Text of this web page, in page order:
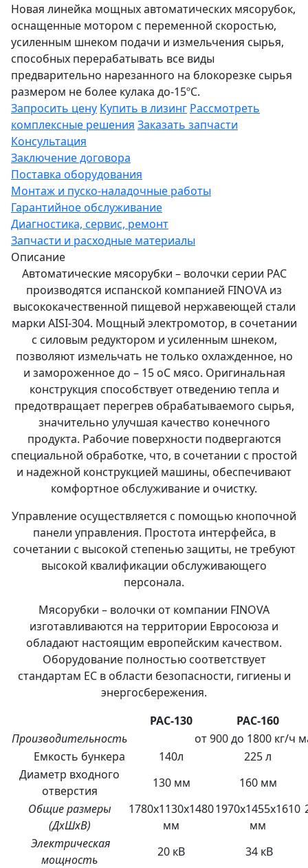
Новая линейка мощных автоматических мясорубок,
оснащенные мотором с переменной скоростью,
усиленным шнеком подачи и измельчения сырья,
способных перерабатывать все виды
предварительно нарезанного на блокорезке сырья
размером не более кулака до-15ºC.
Запросить цену Купить в лизинг Рассмотреть
комплексные решения Заказать запчасти
Консультация
Заключение договора
Поставка оборудования
Монтаж и пуско-наладочные работы
Гарантийное обслуживание
Диагностика, сервис, ремонт
Запчасти и расходные материалы
Описание
Автоматические мясорубки – волочки серии РАС
производятся испанской компанией FINOVA из
высококачественной пищевой нержавеющей стали
марки AISI-304. Мощный электромотор, в сочетании
с силовым редуктором и усиленным шнеком,
позволяют измельчать не только охлажденное, но
и замороженное до – 15 оС мясо. Оригинальная
конструкция способствует отведению тепла и
предотвращает перегрев обрабатываемого сырья,
значительно улучшая качество конечного
продукта. Рабочие поверхности подвергаются
специальной обработке, что, в сочетании с простой
и надежной конструкцией машины, обеспечивают
комфортное обслуживание и очистку.
Управление осуществляется с помощью кнопочной
панели управления. Простота интерфейса, в
сочетании с высокой степенью защиты, не требуют
высокой квалификации обслуживающего
персонала.
Мясорубки – волочки от компании FINOVA
изготавливаются на территории Евросоюза и
обладают настоящим европейским качеством.
Оборудование полностью соответствует
стандартам ЕС в области безопасности, гигиены и
энергосбережения.
PAC-130
PAC-160
Производительность
от 900 до 1800 кг/ч
Емкость бункера
140л
225 л
Диаметр входного
отверстия
130 мм
160 мм
Общие размеры
(ДxШxВ)
1780x1130x1480
мм
1970x1455x1610
мм
Электрическая
мощность
20 кВ 34 кВ